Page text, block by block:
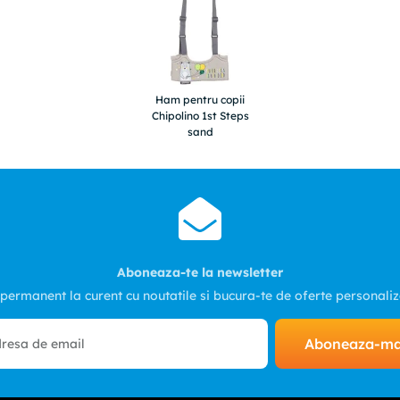
Ham pentru copii
Chipolino 1st Steps
sand
Aboneaza-te la newsletter
la curent cu noutatile si bucura-te de oferte
Aboneaza-